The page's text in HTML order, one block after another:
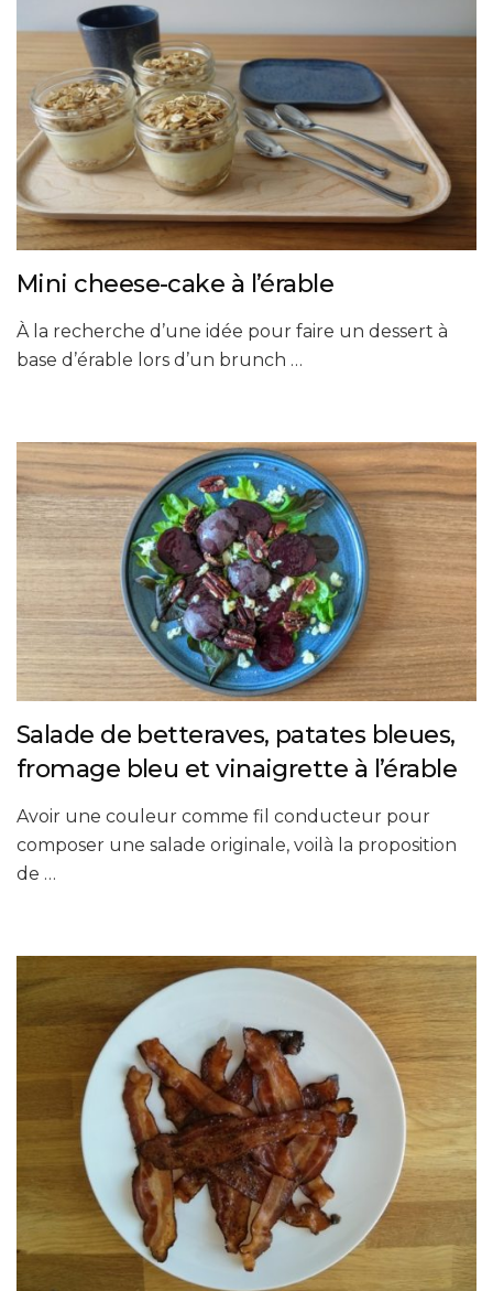
Mini cheese-cake à l’érable
À la recherche d’une idée pour faire un dessert à
base d’érable lors d’un brunch …
Salade de betteraves, patates bleues,
fromage bleu et vinaigrette à l’érable
Avoir une couleur comme fil conducteur pour
composer une salade originale, voilà la proposition
de …